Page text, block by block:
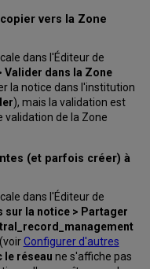
vers la Zone
dans l'Éditeur de
Valider dans la Zone
la notice dans l'institution
), mais la validation est
de la Zone
(et parfois créer) à
dans l'Éditeur de
sur la notice > Partager
Configurer d'autres
le réseau ne s'affiche pas